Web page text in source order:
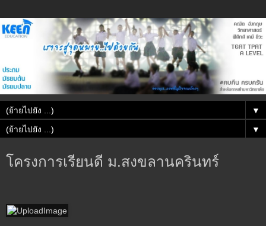
▼
▼
โครงการเรียนดี ม.สงขลานครินทร์